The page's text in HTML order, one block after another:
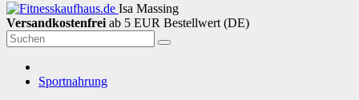
Isa Massing
Versandkostenfrei ab 5 EUR Bestellwert (DE)
Sportnahrung